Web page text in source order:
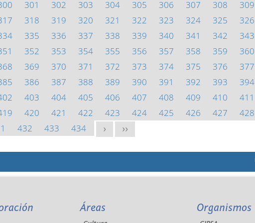
301 302 303 304 305 306 307 308
309
318 319 320 321 322 323 324 325
326
335 336 337 338 339 340 341 342
343
352 353 354 355 356 357 358 359
360
369 370 371 372 373 374 375 376
377
386 387 388 389 390 391 392 393
394
403 404 405 406 407 408 409 410
411
420 421 422 423 424 425 426 427
428
432 433 434 > >>
Áreas Organismos